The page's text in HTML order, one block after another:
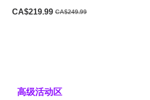
CA$219.99 CA$249.99
高级活动区